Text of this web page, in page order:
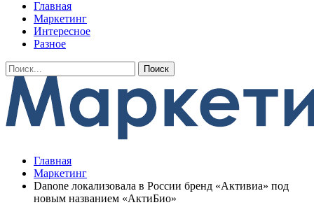
Главная
Маркетинг
Интересное
Разное
Главная
Маркетинг
Danone локализовала в России бренд «Активиа» под
новым названием «АктиБио»